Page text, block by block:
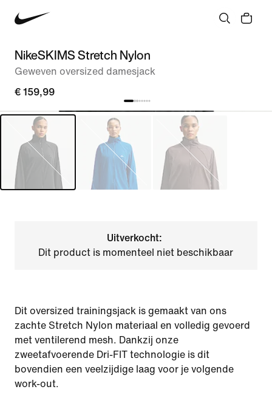
NikeSKIMS Stretch Nylon
Geweven oversized damesjack
€ 159,99
Uitverkocht:
Dit product is momenteel niet beschikbaar
Dit oversized trainingsjack is gemaakt van ons
zachte Stretch Nylon materiaal en volledig gevoerd
met ventilerend mesh. Dankzij onze
zweetafvoerende Dri-FIT technologie is dit
bovendien een veelzijdige laag voor je volgende
work-out.